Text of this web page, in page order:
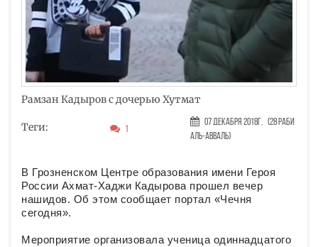
Рамзан Кадыров с дочерью Хутмат
Теги: 1
07 Декабря 2018г. (28 Раби
аль-авваль)
В Грозненском Центре образования имени Героя
России Ахмат-Хаджи Кадырова прошел вечер
нашидов. Об этом сообщает портал «Чечня
сегодня».
Мероприятие организовала ученица одиннадцатого